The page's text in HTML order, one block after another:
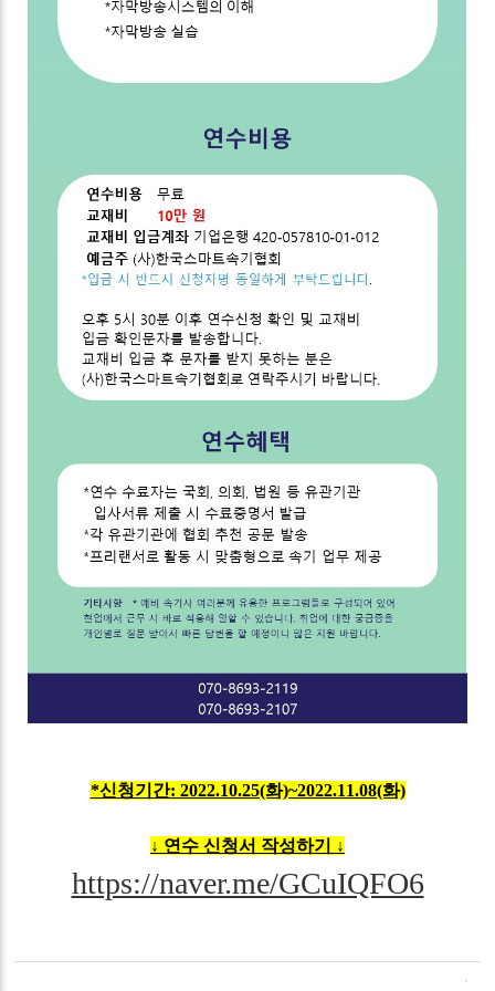
*신청기간: 2022.10.25(화)~2022.11.08(화)
↓ 연수 신청서 작성하기 ↓
https://naver.me/GCuIQFO6